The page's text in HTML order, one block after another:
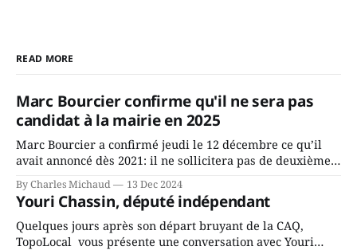
READ MORE
Marc Bourcier confirme qu'il ne sera pas
candidat à la mairie en 2025
Marc Bourcier a confirmé jeudi le 12 décembre ce qu’il
avait annoncé dès 2021: il ne sollicitera pas de deuxième
fait l’annonce en s’adressant aux employés de la ville,
rassemblés en soirée pour leur traditionnel souper
By Charles Michaud 13 Dec 2024
Youri Chassin, député indépendant
Quelques jours après son départ bruyant de la CAQ,
TopoLocal vous présente une conversation avec Youri